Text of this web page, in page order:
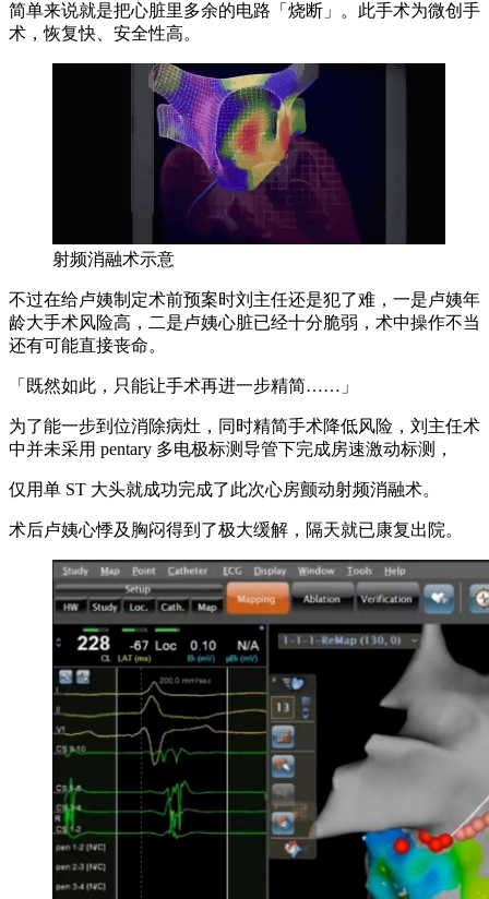
简单来说就是把心脏里多余的电路「烧断」。此手术为微创手
术，恢复快、安全性高。
射频消融术示意
不过在给卢姨制定术前预案时刘主任还是犯了难，一是卢姨年
龄大手术风险高，二是卢姨心脏已经十分脆弱，术中操作不当
还有可能直接丧命。
「既然如此，只能让手术再进一步精简……」
为了能一步到位消除病灶，同时精简手术降低风险，刘主任术
中并未采用 pentary 多电极标测导管下完成房速激动标测，
仅用单 ST 大头就成功完成了此次心房颤动射频消融术。
术后卢姨心悸及胸闷得到了极大缓解，隔天就已康复出院。